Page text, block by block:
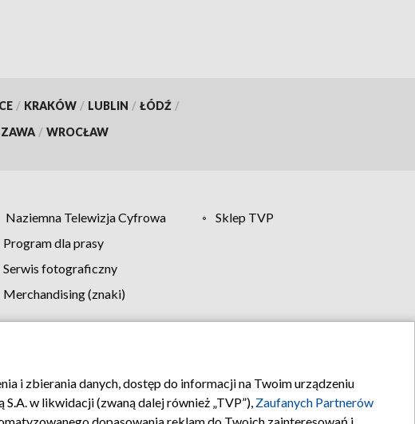
/ KRAKÓW / LUBLIN / ŁÓDŹ /
/ WROCŁAW
Naziemna Telewizja Cyfrowa
Sklep TVP
Program dla prasy
Serwis fotograficzny
Merchandising (znaki)
Biuro reklamy Kontakt
i zbierania danych, dostęp do informacji na Twoim urządzeniu
w likwidacji (zwaną dalej również „TVP”), Zaufanych Partnerów